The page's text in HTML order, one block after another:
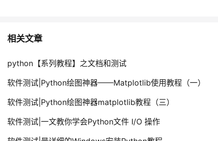
相关文章
python【系列教程】之文档和测试
软件测试|Python绘图神器——Matplotlib使用教程（一）
软件测试|Python绘图神器matplotlib教程（三）
软件测试|一文教你学会Python文件 I/O 操作